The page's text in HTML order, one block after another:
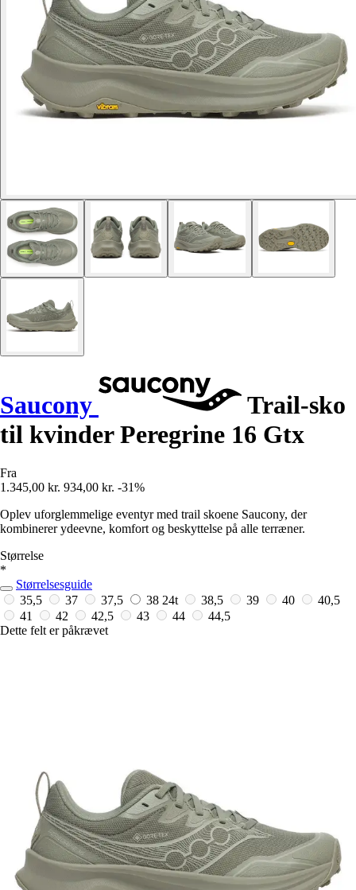
Saucony
Trail-sko
til kvinder Peregrine 16 Gtx
Fra
1.345,00 kr. 934,00 kr. -31%
Oplev uforglemmelige eventyr med trail skoene Saucony, der
kombinerer ydeevne, komfort og beskyttelse på alle terræner.
Størrelse
*
Størrelsesguide
35,5
37 37,5 38 24t 38,5 39 40
40,5
41
42 42,5 43 44
44,5
Dette felt er påkrævet